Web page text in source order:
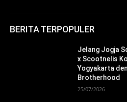
BERITA TERPOPULER
Jelang Jogja
x Scootnelis
Yogyakarta
Brotherhood
25/07/2026